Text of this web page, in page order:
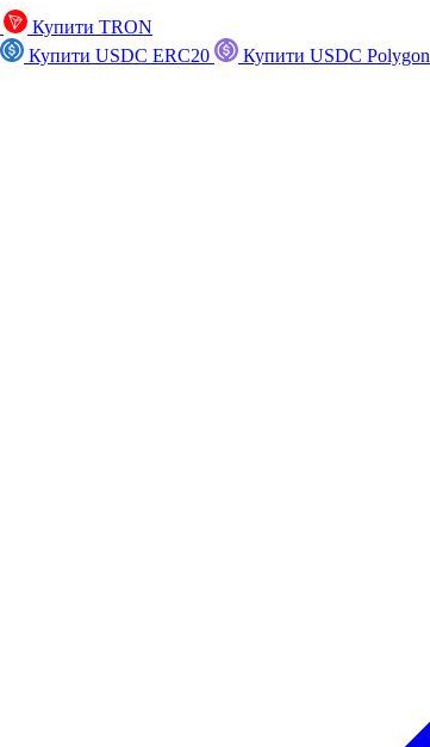
Купити TRON
Купити USDC ERC20
Купити USDC Polygon